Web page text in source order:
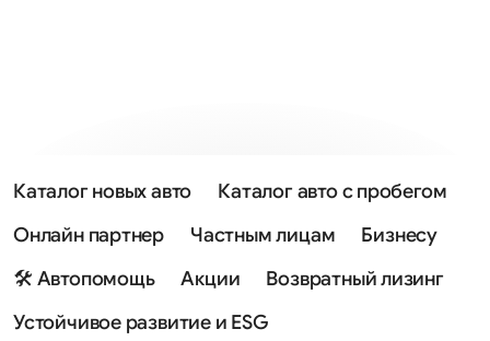
Каталог новых авто
Каталог авто с пробегом
Онлайн партнер
Частным лицам
Бизнесу
🛠 Автопомощь
Акции
Возвратный лизинг
Устойчивое развитие и ESG